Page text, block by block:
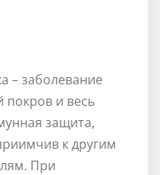
– заболевание
и весь
защита,
к другим
При